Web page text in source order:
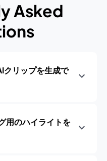
Asked
リップを生成で
用のハイライトを